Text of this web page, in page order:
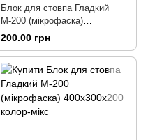
Блок для стовпа Гладкий
М-200 (мікрофаска)
400х300х200 коричневий
200.00 грн